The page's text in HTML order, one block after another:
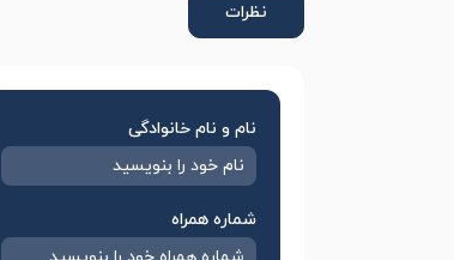
نظرات
نام و نام خانوادگی
شماره همراه